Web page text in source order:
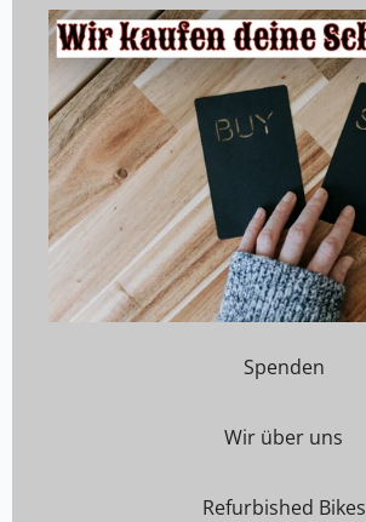
Spenden
Wir über uns
Refurbished Bikes